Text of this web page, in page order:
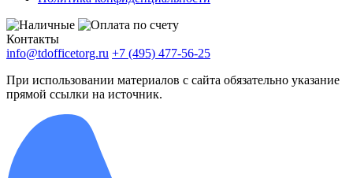
Контакты
info@tdofficetorg.ru +7 (495) 477-56-25
При использовании материалов с сайта обязательно указание
прямой ссылки на источник.